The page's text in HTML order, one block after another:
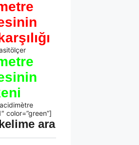
acidimètre
color=”green”]
ara